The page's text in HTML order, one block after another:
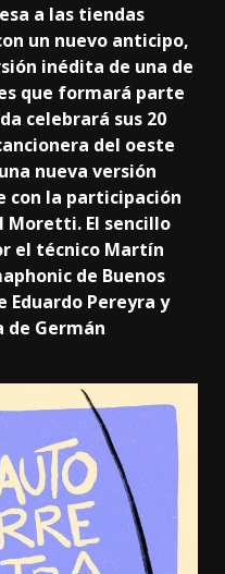
a las tiendas
un nuevo anticipo,
inédita de una de
que formará parte
celebrará sus 20
del oeste
nueva versión
con la participación
Moretti. El sencillo
el técnico Martín
de Buenos
Eduardo Pereyra y
Germán